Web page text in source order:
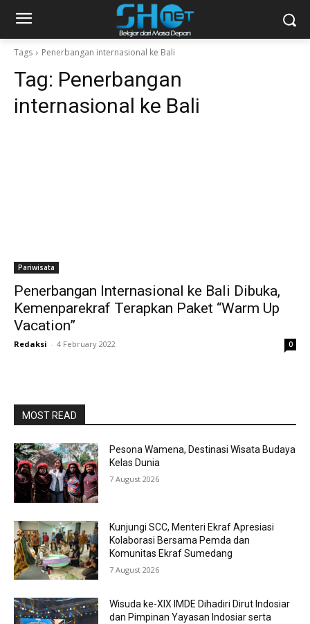
Tags Penerbangan internasional ke Bali
Tag: Penerbangan
internasional ke Bali
Pariwisata
Penerbangan Internasional ke Bali Dibuka,
Kemenparekraf Terapkan Paket “Warm Up
Vacation”
Redaksi - 4 February 2022 0
MOST READ
Pesona Wamena, Destinasi Wisata Budaya
Kelas Dunia
7 August 2026
Kunjungi SCC, Menteri Ekraf Apresiasi
Kolaborasi Bersama Pemda dan
Komunitas Ekraf Sumedang
7 August 2026
Wisuda ke-XIX IMDE Dihadiri Dirut Indosiar
dan Pimpinan Yayasan Indosiar serta